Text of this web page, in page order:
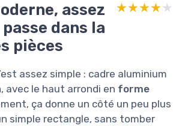
assez
dans la
pièces
★★★★★
★★★★★
assez simple : cadre aluminium
avec le haut arrondi en forme
ça donne un côté un peu plus
simple rectangle, sans tomber